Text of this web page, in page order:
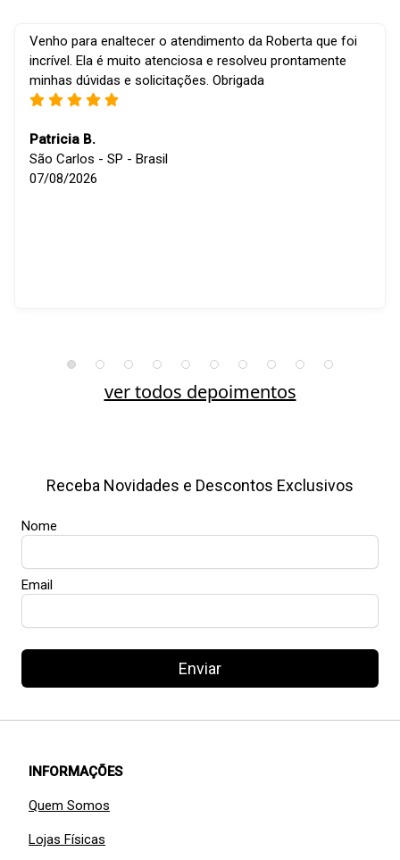
Venho para enaltecer o atendimento da Roberta que foi
incrível. Ela é muito atenciosa e resolveu prontamente
minhas dúvidas e solicitações. Obrigada
Patricia B.
São Carlos - SP - Brasil
07/08/2026
ver todos depoimentos
Receba Novidades e Descontos Exclusivos
Nome
Email
Enviar
INFORMAÇÕES
Quem Somos
Lojas Físicas